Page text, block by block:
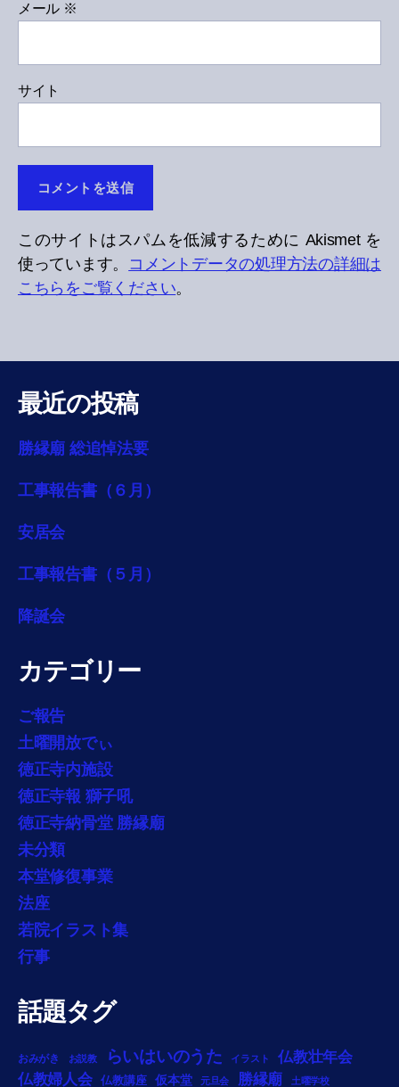
メール ※
サイト
このサイトはスパムを低減するために Akismet を
使っています。 コメントデータの処理方法の詳細は
こちらをご覧ください。
最近の投稿
勝縁廟 総追悼法要
工事報告書（６月）
安居会
工事報告書（５月）
降誕会
カテゴリー
ご報告
土曜開放でぃ
徳正寺内施設
徳正寺報 獅子吼
徳正寺納骨堂 勝縁廟
未分類
本堂修復事業
法座
若院イラスト集
行事
話題タグ
おみがき お説教 らいはいのうた イラスト
仏教壮年会
仏教婦人会
仏教講座 仮本堂 元旦会 勝縁廟 土曜学校